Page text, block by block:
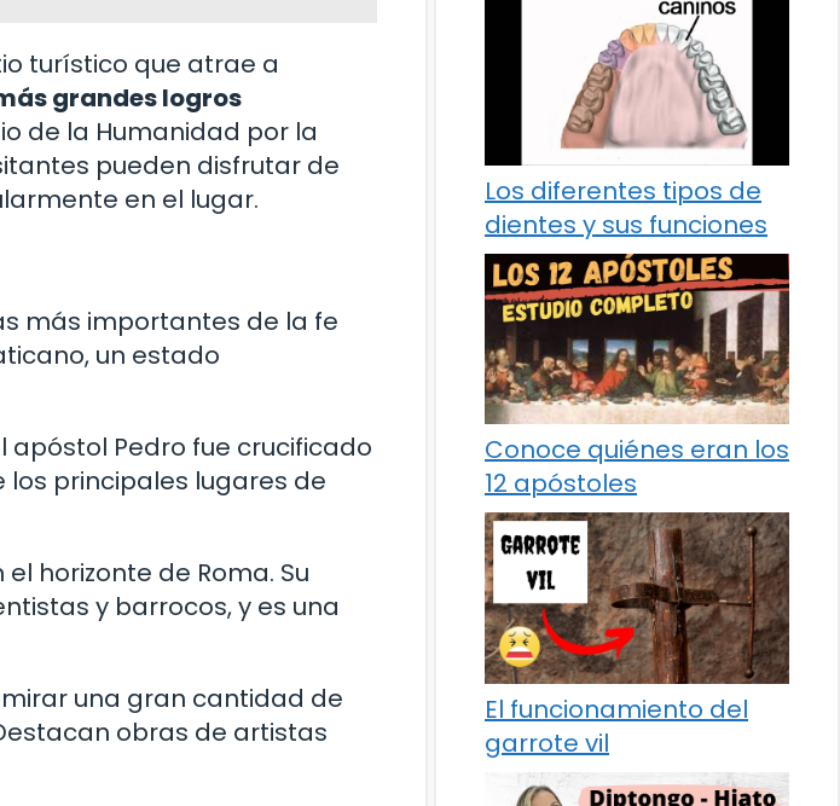
turístico que atrae a
grandes logros
de la Humanidad por la
pueden disfrutar de
en el lugar.
más importantes de la fe
un estado
apóstol Pedro fue crucificado
los principales lugares de
horizonte de Roma. Su
y barrocos, y es una
una gran cantidad de
obras de artistas
Los diferentes tipos de
dientes y sus funciones
Conoce quiénes eran los
12 apóstoles
El funcionamiento del
garrote vil